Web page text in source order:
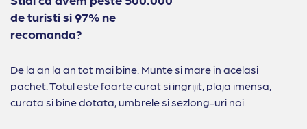
de turisti si 97% ne
recomanda?
De la an la an tot mai bine. Munte si mare in acelasi
pachet. Totul este foarte curat si ingrijit, plaja imensa,
curata si bine dotata, umbrele si sezlong-uri noi.